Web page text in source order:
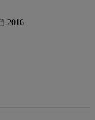
2016